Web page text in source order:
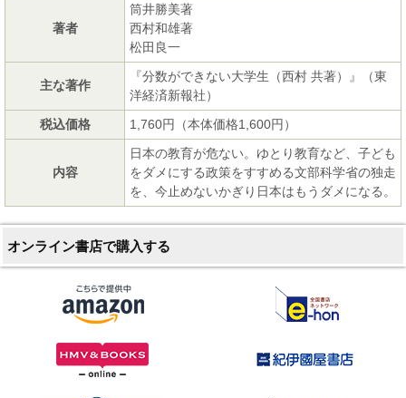
著者
筒井勝美著
西村和雄著
松田良一
主な著作
『分数ができない大学生（西村 共著）』（東
洋経済新報社）
税込価格
1,760円（本体価格1,600円）
内容
日本の教育が危ない。ゆとり教育など、子ども
をダメにする政策をすすめる文部科学省の独走
を、今止めないかぎり日本はもうダメになる。
オンライン書店で購入する